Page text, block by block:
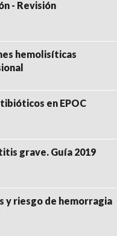
- Revisión
hemolisíticas
en EPOC
grave. Guía 2019
y riesgo de hemorragia